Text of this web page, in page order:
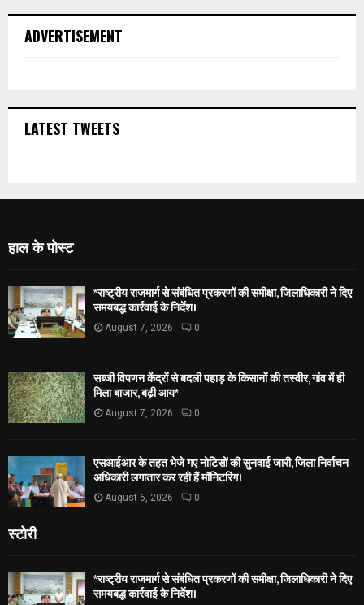
ADVERTISEMENT
LATEST TWEETS
हाल के पोस्ट
*राष्ट्रीय राजमार्ग से संबंधित प्रकरणों की समीक्षा, जिलाधिकारी ने दिए
समयबद्ध कार्रवाई के निर्देश।
August 7, 2026 0
सब्जी विपणन केंद्रों से बदली पहाड़ के किसानों की तस्वीर, गांव में ही
मिला बाजार, बढ़ी आय*
August 7, 2026 0
एसआईआर के तहत भेजे गए नोटिसों की सुनवाई जारी, जिला निर्वाचन
अधिकारी लगातार कर रही हैं मॉनिटरिंग।
August 6, 2026 0
स्टोरी
*राष्ट्रीय राजमार्ग से संबंधित प्रकरणों की समीक्षा, जिलाधिकारी ने दिए
समयबद्ध कार्रवाई के निर्देश।